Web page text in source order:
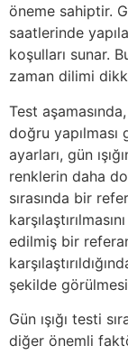
öneme sahiptir.
saatlerinde
koşulları sunar.
zaman dilimi
Test
doğru
ayarları, gün
renklerin daha
sırasında bir
edilmiş bir
şekilde
Gün ışığı testi
diğer önemli